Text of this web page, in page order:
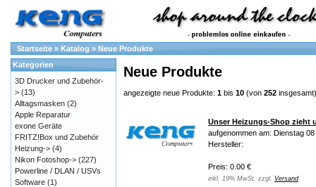
Startseite » Katalog » Neue Produkte
Neue Produkte
angezeigte neue Produkte: 1 bis 10 (von 252 insgesamt)
Unser Heizungs-Shop zieht
aufgenommen am: Dienstag
Hersteller:
Preis: 0.00 €
inkl. 19% MwSt. zzgl. Versand
Kategorien
3D Drucker und Zubehör-
> (13)
Alltagsmasken (2)
Apple Reparatur
exone Geräte
FRITZ!Box und Zubehör
Heizung-> (4)
Nikon Fotoshop-> (227)
Powerline / DLAN / USVs
Software (1)